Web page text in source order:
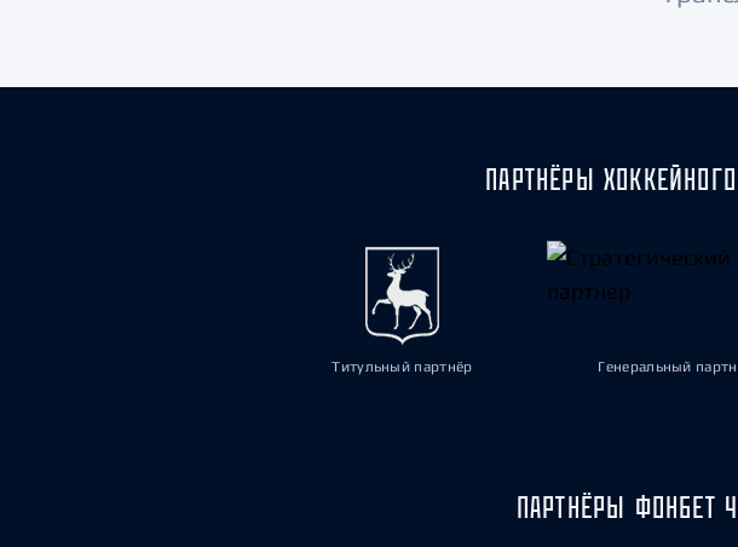
ЦСКА Салават Юлаев
ПАРТНЁРЫ
Титульный партнёр Генеральный
ПАРТНЁРЫ ФОНБЕТ